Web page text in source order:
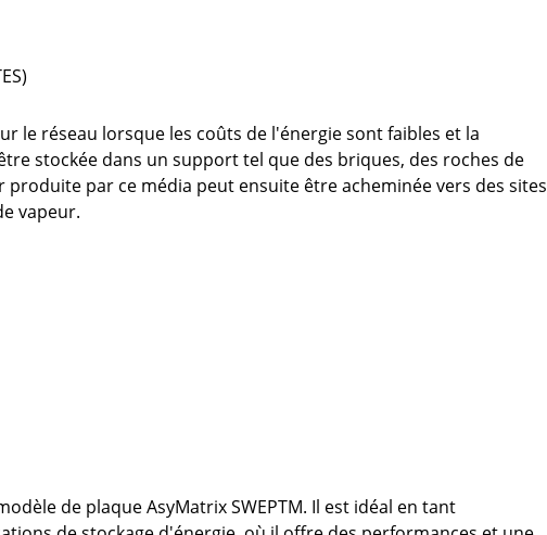
le réseau lorsque les coûts de l'énergie sont faibles et la
stockée dans un support tel que des briques, des roches de
produite par ce média peut ensuite être acheminée vers des sites
vapeur.
de plaque AsyMatrix SWEPTM. Il est idéal en tant